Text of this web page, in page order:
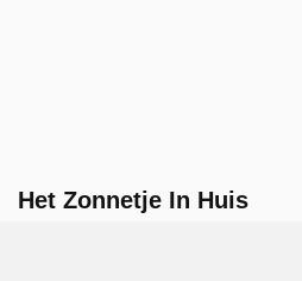
Het Zonnetje In Huis